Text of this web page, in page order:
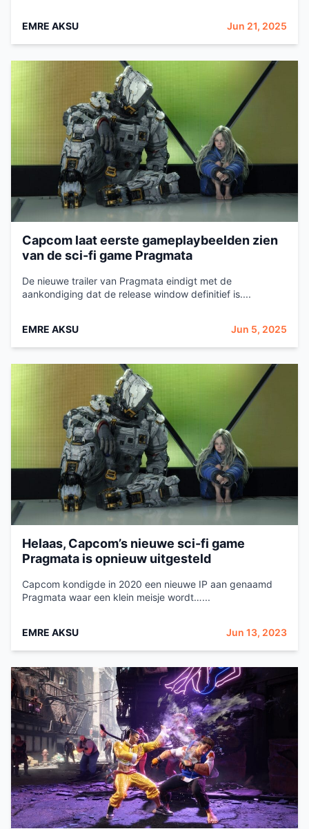
EMRE AKSU Jun 21, 2025
Capcom laat eerste gameplaybeelden zien
van de sci-fi game Pragmata
De nieuwe trailer van Pragmata eindigt met de
aankondiging dat de release window definitief is....
EMRE AKSU Jun 5, 2025
Helaas, Capcom’s nieuwe sci-fi game
Pragmata is opnieuw uitgesteld
Capcom kondigde in 2020 een nieuwe IP aan genaamd
Pragmata waar een klein meisje wordt…...
EMRE AKSU Jun 13, 2023